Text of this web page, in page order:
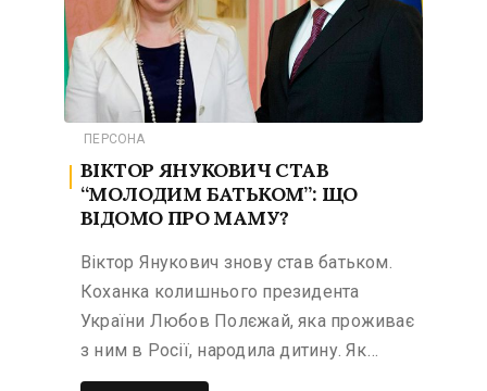
ПЕРСОНА
ВІКТОР ЯНУКОВИЧ СТАВ
“МОЛОДИМ БАТЬКОМ”: ЩО
ВІДОМО ПРО МАМУ?
Віктор Янукович знову став батьком.
Коханка колишнього президента
України Любов Полєжай, яка проживає
з ним в Росії, народила дитину. Як…